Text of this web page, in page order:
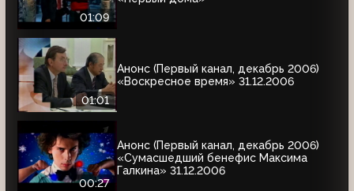
01:09
01:01
Анонс (Первый канал, декабрь 2006)
«Воскресное время» 31.12.2006
00:27
Анонс (Первый канал, декабрь 2006)
«Сумасшедший бенефис Максима
Галкина» 31.12.2006